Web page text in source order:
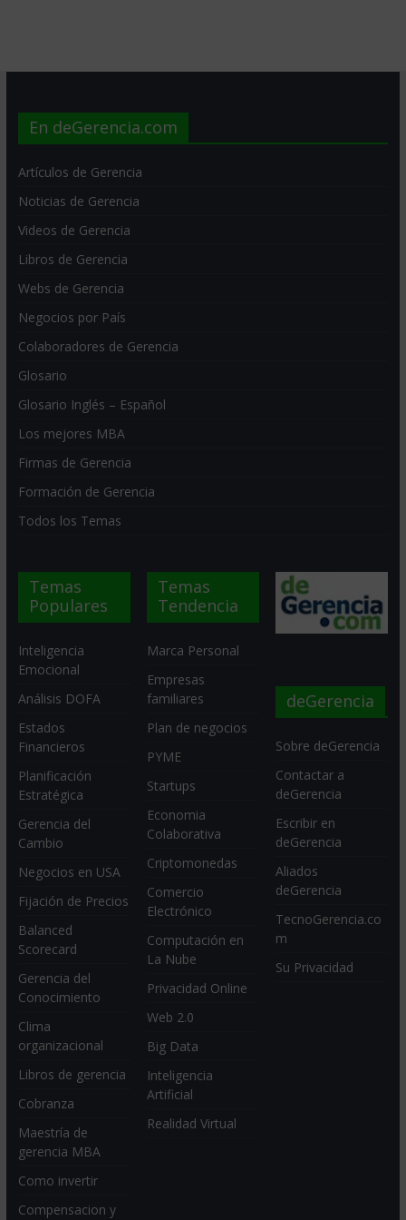
En deGerencia.com
Artículos de Gerencia
Noticias de Gerencia
Videos de Gerencia
Libros de Gerencia
Webs de Gerencia
Negocios por País
Colaboradores de Gerencia
Glosario
Glosario Inglés – Español
Los mejores MBA
Firmas de Gerencia
Formación de Gerencia
Todos los Temas
Temas
Populares
Inteligencia
Emocional
Análisis DOFA
Estados
Financieros
Planificación
Estratégica
Gerencia del
Cambio
Negocios en USA
Fijación de Precios
Balanced
Scorecard
Gerencia del
Conocimiento
Clima
organizacional
Libros de gerencia
Cobranza
Maestría de
gerencia MBA
Como invertir
Compensacion y
Temas
Tendencia
Marca Personal
Empresas
familiares
Plan de negocios
PYME
Startups
Economia
Colaborativa
Criptomonedas
Comercio
Electrónico
Computación en
La Nube
Privacidad Online
Web 2.0
Big Data
Inteligencia
Artificial
Realidad Virtual
deGerencia
Sobre deGerencia
Contactar a
deGerencia
Escribir en
deGerencia
Aliados
deGerencia
TecnoGerencia.co
m
Su Privacidad